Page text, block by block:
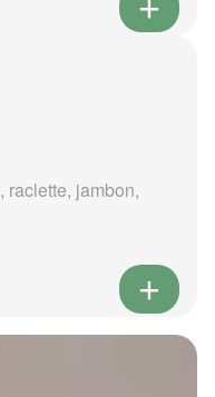
raclette, jambon,